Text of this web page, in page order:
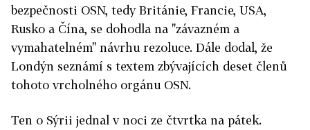
bezpečnosti OSN, tedy Británie, Francie, USA,
Rusko a Čína, se dohodla na "závazném a
vymahatelném" návrhu rezoluce. Dále dodal, že
Londýn seznámí s textem zbývajících deset členů
tohoto vrcholného orgánu OSN.
Ten o Sýrii jednal v noci ze čtvrtka na pátek.